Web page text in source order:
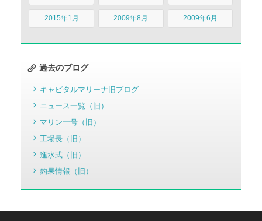
2015年1月 2009年8月 2009年6月
過去のブログ
キャピタルマリーナ旧ブログ
ニュース一覧（旧）
マリン一号（旧）
工場長（旧）
進水式（旧）
釣果情報（旧）